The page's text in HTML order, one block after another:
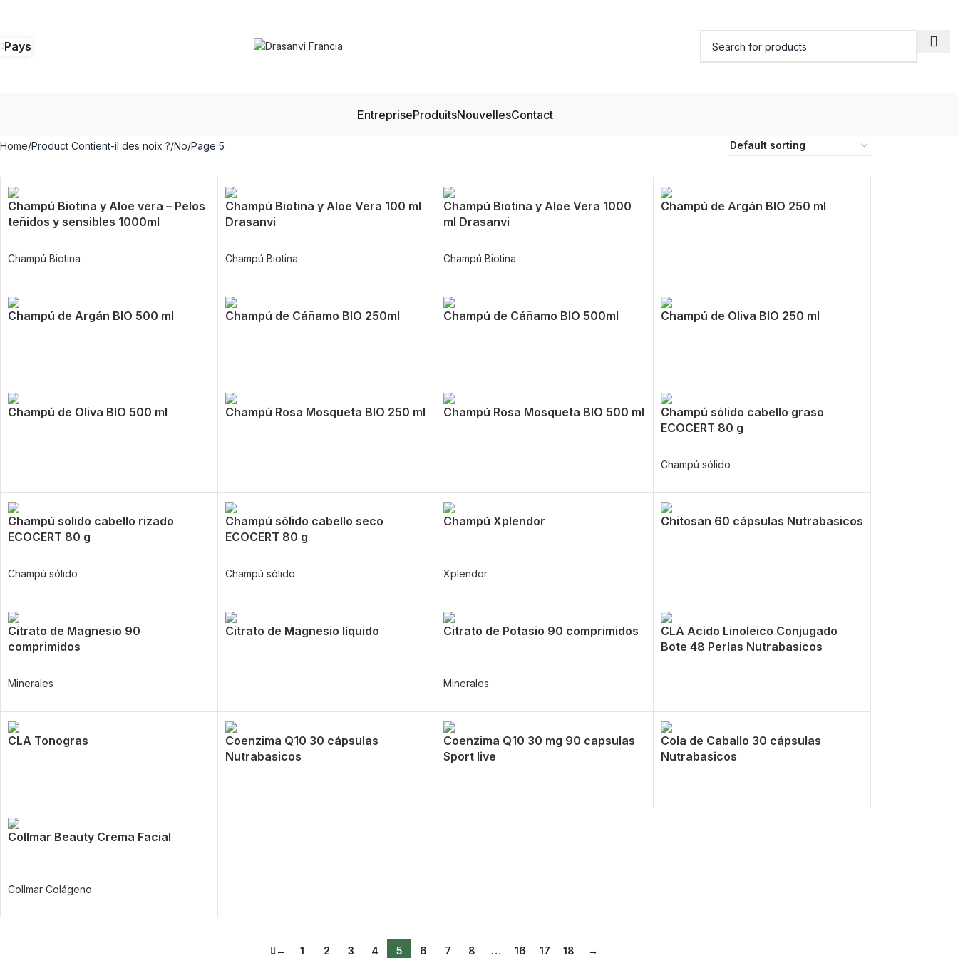
Pays
EntrepriseProduitsNouvellesContact
Home Product Contient-il des noix ? No Page 5
Champú Biotina y Aloe vera – Pelos
teñidos y sensibles 1000ml
Champú Biotina
Champú Biotina y Aloe Vera 100 ml
Drasanvi
Champú Biotina
Champú Biotina y Aloe Vera 1000
ml Drasanvi
Champú Biotina
Champú de Argán BIO 250 ml
Champú de Argán BIO 500 ml Champú de Cáñamo BIO 250ml Champú de Cáñamo BIO 500ml Champú de Oliva BIO 250 ml
Champú de Oliva BIO 500 ml Champú Rosa Mosqueta BIO 250 ml Champú Rosa Mosqueta BIO 500 ml
Champú sólido cabello graso
ECOCERT 80 g
Champú sólido
Champú solido cabello rizado
ECOCERT 80 g
Champú sólido
Champú sólido cabello seco
ECOCERT 80 g
Champú sólido
Champú Xplendor
Xplendor
Chitosan 60 cápsulas Nutrabasicos
Citrato de Magnesio 90
comprimidos
Minerales
Citrato de Magnesio líquido Citrato de Potasio 90 comprimidos
Minerales
CLA Acido Linoleico Conjugado
Bote 48 Perlas Nutrabasicos
CLA Tonogras
Coenzima Q10 30 cápsulas
Nutrabasicos
Coenzima Q10 30 mg 90 capsulas
Sport live
Cola de Caballo 30 cápsulas
Nutrabasicos
Collmar Beauty Crema Facial
Collmar Colágeno
← 1 2 3 4 5 6 7 8 … 16 17 18 →